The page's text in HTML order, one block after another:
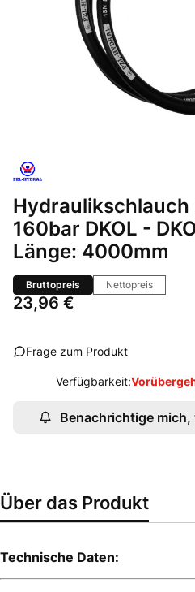
Hydraulikschlauch
160bar DKOL -
Länge: 4000mm
Bruttopreis Nettopreis
Preis
23,96 €
Frage zum Produkt
Verfügbarkeit:
Benachrichtige
Über das Produkt
Technische Daten: